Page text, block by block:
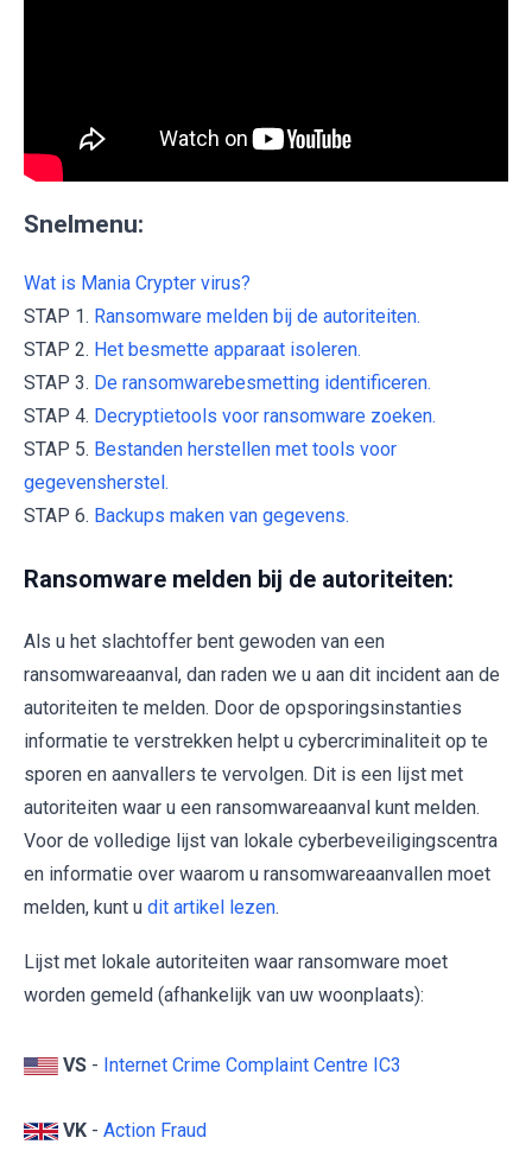
Snelmenu:
Wat is Mania Crypter virus?
STAP 1. Ransomware melden bij de autoriteiten.
STAP 2. Het besmette apparaat isoleren.
STAP 3. De ransomwarebesmetting identificeren.
STAP 4. Decryptietools voor ransomware zoeken.
STAP 5. Bestanden herstellen met tools voor
gegevensherstel.
STAP 6. Backups maken van gegevens.
Ransomware melden bij de autoriteiten:
Als u het slachtoffer bent gewoden van een
ransomwareaanval, dan raden we u aan dit incident aan de
autoriteiten te melden. Door de opsporingsinstanties
informatie te verstrekken helpt u cybercriminaliteit op te
sporen en aanvallers te vervolgen. Dit is een lijst met
autoriteiten waar u een ransomwareaanval kunt melden.
Voor de volledige lijst van lokale cyberbeveiligingscentra
en informatie over waarom u ransomwareaanvallen moet
melden, kunt u dit artikel lezen.
Lijst met lokale autoriteiten waar ransomware moet
worden gemeld (afhankelijk van uw woonplaats):
VS - Internet Crime Complaint Centre IC3
VK - Action Fraud